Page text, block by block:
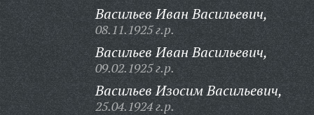
Васильев Иван Васильевич,
08.11.1925 г.р.
Васильев Иван Васильевич,
09.02.1925 г.р.
Васильев Изосим Васильевич,
25.04.1924 г.р.